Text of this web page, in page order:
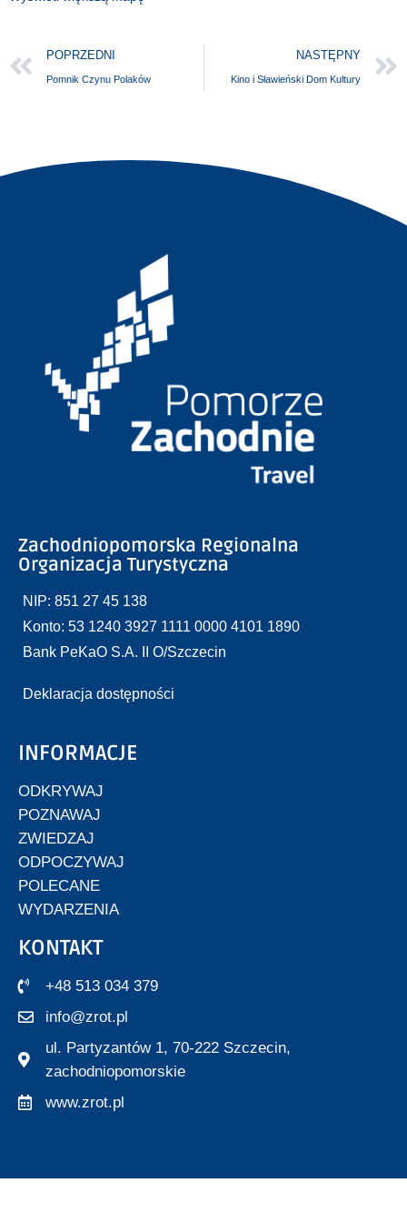
POPRZEDNI
Pomnik Czynu Polaków
NASTĘPNY
Kino i Sławieński Dom Kultury
Zachodniopomorska Regionalna
Organizacja Turystyczna
NIP: 851 27 45 138
Konto: 53 1240 3927 1111 0000 4101 1890
Bank PeKaO S.A. II O/Szczecin
Deklaracja dostępności
INFORMACJE
ODKRYWAJ
POZNAWAJ
ZWIEDZAJ
ODPOCZYWAJ
POLECANE
WYDARZENIA
KONTAKT
+48 513 034 379
info@zrot.pl
ul. Partyzantów 1, 70-222 Szczecin,
zachodniopomorskie
www.zrot.pl